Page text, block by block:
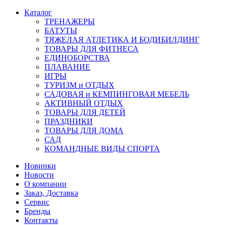
Каталог
ТРЕНАЖЕРЫ
БАТУТЫ
ТЯЖЕЛАЯ АТЛЕТИКА И БОДИБИЛДИНГ
ТОВАРЫ ДЛЯ ФИТНЕСА
ЕДИНОБОРСТВА
ПЛАВАНИЕ
ИГРЫ
ТУРИЗМ и ОТДЫХ
САДОВАЯ и КЕМПИНГОВАЯ МЕБЕЛЬ
АКТИВНЫЙ ОТДЫХ
ТОВАРЫ ДЛЯ ДЕТЕЙ
ПРАЗДНИКИ
ТОВАРЫ ДЛЯ ДОМА
САД
КОМАНДНЫЕ ВИДЫ СПОРТА
Новинки
Новости
О компании
Заказ, Доставка
Сервис
Бренды
Контакты